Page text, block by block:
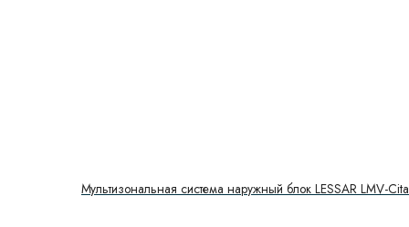
Мультизональная система наружный блок LESSAR LMV-